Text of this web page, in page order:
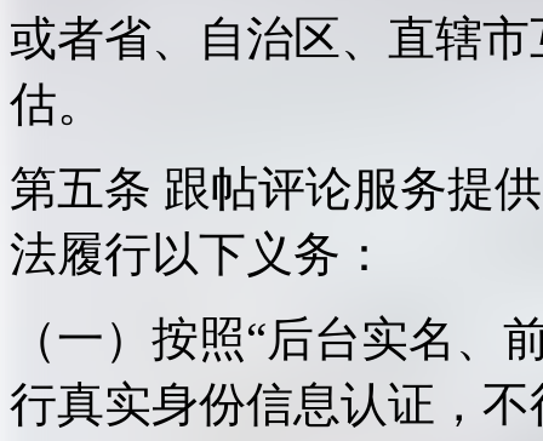
或者省、自治区、直辖
估。
第五条 跟帖评论服务提
法履行以下义务：
（一）按照“后台实名、
行真实身份信息认证，